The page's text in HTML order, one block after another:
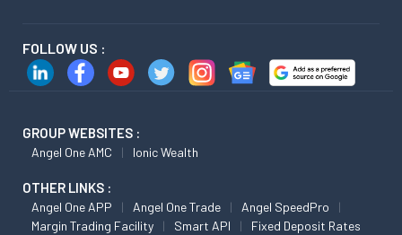
FOLLOW US :
GROUP WEBSITES :
Angel One AMC Ionic Wealth
OTHER LINKS :
Angel One APP Angel One Trade
Angel SpeedPro
Margin Trading Facility
Smart API Fixed Deposit Rates